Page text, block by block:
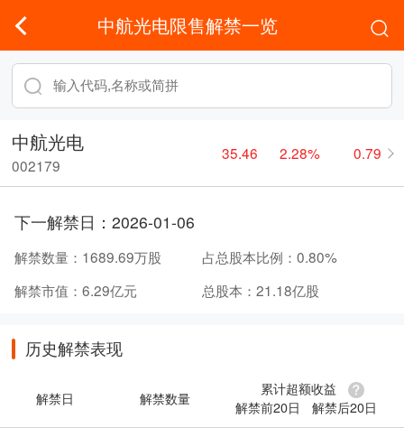
中航光电限售解禁一览
中航光电
002179
35.46 2.28% 0.79
下一解禁日： 2026-01-06
解禁数量： 1689.69万股 占总股本比例： 0.80%
解禁市值： 6.29亿元 总股本： 21.18亿股
历史解禁表现
解禁日 解禁数量
累计超额收益
解禁前20日
解禁后20日